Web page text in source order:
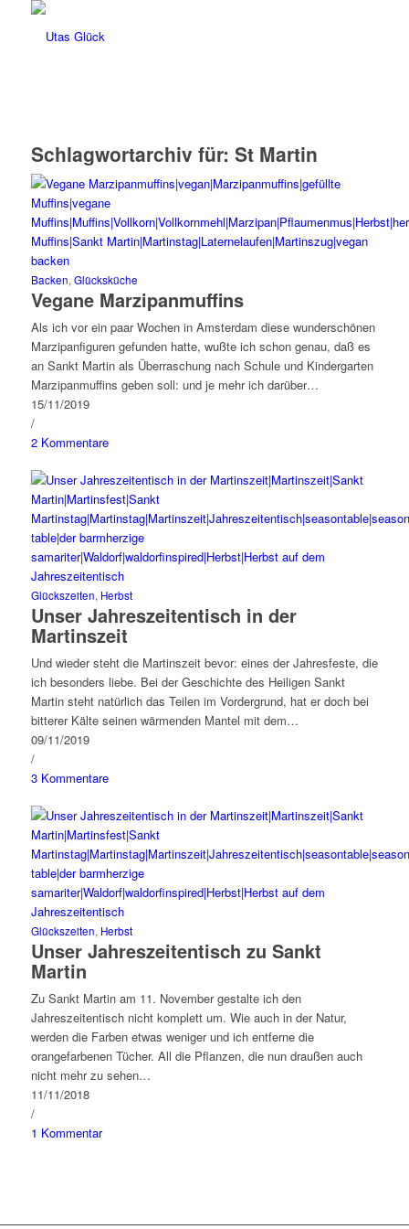
Schlagwortarchiv für: St Martin
Backen, Glücksküche
Vegane Marzipanmuffins
Als ich vor ein paar Wochen in Amsterdam diese wunderschönen
Marzipanfiguren gefunden hatte, wußte ich schon genau, daß es
an Sankt Martin als Überraschung nach Schule und Kindergarten
Marzipanmuffins geben soll: und je mehr ich darüber…
15/11/2019
/
2 Kommentare
Glückszeiten, Herbst
Unser Jahreszeitentisch in der
Martinszeit
Und wieder steht die Martinszeit bevor: eines der Jahresfeste, die
ich besonders liebe. Bei der Geschichte des Heiligen Sankt
Martin steht natürlich das Teilen im Vordergrund, hat er doch bei
bitterer Kälte seinen wärmenden Mantel mit dem…
09/11/2019
/
3 Kommentare
Glückszeiten, Herbst
Unser Jahreszeitentisch zu Sankt
Martin
Zu Sankt Martin am 11. November gestalte ich den
Jahreszeitentisch nicht komplett um. Wie auch in der Natur,
werden die Farben etwas weniger und ich entferne die
orangefarbenen Tücher. All die Pflanzen, die nun draußen auch
nicht mehr zu sehen…
11/11/2018
/
1 Kommentar